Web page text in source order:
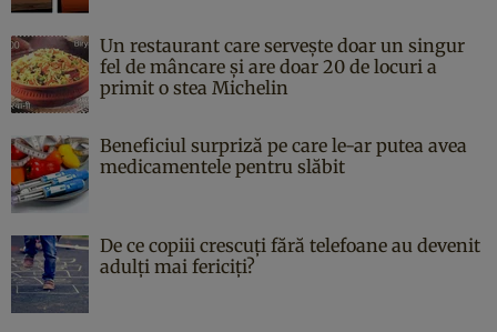
Un restaurant care servește doar un singur
fel de mâncare și are doar 20 de locuri a
primit o stea Michelin
Beneficiul surpriză pe care le-ar putea avea
medicamentele pentru slăbit
De ce copiii crescuți fără telefoane au devenit
adulți mai fericiți?